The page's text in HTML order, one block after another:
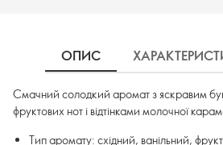
ОПИС
Смачний солодкий аромат з яскравим
фруктових нот і відтінками молочної
Тип аромату: східний, ванільний,